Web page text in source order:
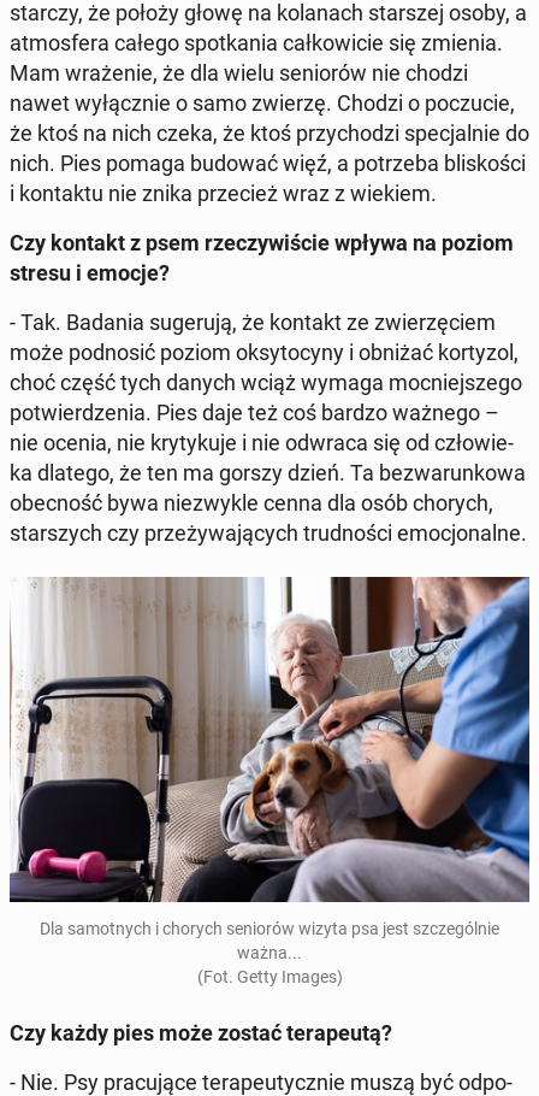
star­czy, że położy głowę na ko­la­nach star­szej osoby, a
at­mos­fe­ra całego spo­tka­nia cał­ko­wi­cie się zmienia.
Mam wra­że­nie, że dla wielu se­nio­rów nie chodzi
nawet wy­łącz­nie o samo zwierzę. Chodzi o po­czu­cie,
że ktoś na nich czeka, że ktoś przy­cho­dzi spe­cjal­nie do
nich. Pies pomaga budować więź, a po­trze­ba bli­sko­ści
i kon­tak­tu nie znika prze­cież wraz z wiekiem.
Czy kontakt z psem rze­czy­wi­ście wpływa na poziom
stresu i emocje?
- Tak. Badania su­ge­ru­ją, że kontakt ze zwie­rzę­ciem
może pod­no­sić poziom oksy­to­cy­ny i obniżać kor­ty­zol,
choć część tych danych wciąż wymaga moc­niej­sze­go
po­twier­dze­nia. Pies daje też coś bardzo ważnego –
nie ocenia, nie kry­ty­ku­je i nie odwraca się od czło­wie­
ka dlatego, że ten ma gorszy dzień. Ta bez­wa­run­ko­wa
obec­ność bywa nie­zwy­kle cenna dla osób chorych,
star­szych czy prze­ży­wa­ją­cych trud­no­ści emo­cjo­nal­ne.
Dla sa­mot­nych i chorych se­nio­rów wizyta psa jest szcze­gól­nie
ważna...
(Fot. Getty Images)
Czy każdy pies może zostać te­ra­peu­tą?
- Nie. Psy pra­cu­ją­ce te­ra­peu­tycz­nie muszą być od­po­